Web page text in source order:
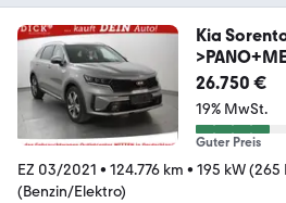
Kia
26.750 €
19% MwSt.
Guter Preis
EZ 03/2021 • 124.776 km • 195 kW (265
(Benzin/Elektro)